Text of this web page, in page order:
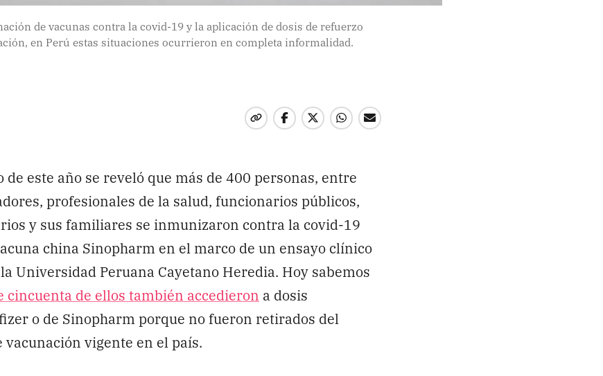
de vacunas contra la covid-19 y la aplicación de dosis de refuerzo
en Perú estas situaciones ocurrieron en completa informalidad.
de este año se reveló que más de 400 personas, entre
profesionales de la salud, funcionarios públicos,
y sus familiares se inmunizaron contra la covid-19
china Sinopharm en el marco de un ensayo clínico
Universidad Peruana Cayetano Heredia. Hoy sabemos
cincuenta de ellos también accedieron a dosis
o de Sinopharm porque no fueron retirados del
vigente en el país.